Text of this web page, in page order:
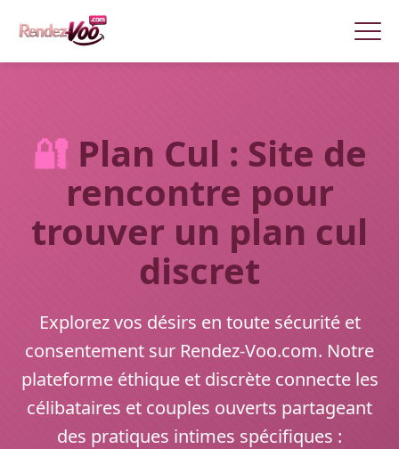
🔐 Plan Cul : Site de
rencontre pour
trouver un plan cul
discret
Explorez vos désirs en toute sécurité et
consentement sur Rendez-Voo.com. Notre
plateforme éthique et discrète connecte les
célibataires et couples ouverts partageant
des pratiques intimes spécifiques :